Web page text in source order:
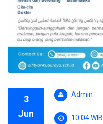
3
Jun
Admin
10:04 WIB